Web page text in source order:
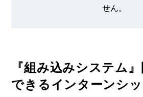
せん。
『組み込みシステム
できるインターンシ